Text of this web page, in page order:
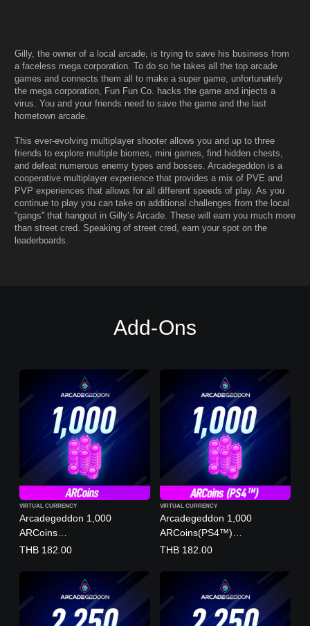
Gilly, the owner of a local arcade, is trying to save his business from
a faceless mega corporation. To do so he takes all the top arcade
games and connects them all to make a super game, unfortunately
the mega corporation, Fun Fun Co. hacks the game and injects a
virus. You and your friends need to save the game and the last
hometown arcade.
This ever-evolving multiplayer shooter allows you and up to three
friends to explore multiple biomes, mini games, find hidden chests,
and defeat numerous enemy types and bosses. Arcadegeddon is a
cooperative multiplayer experience that provides a mix of PVE and
PVP experiences that allows for all different speeds of play. As you
continue to play you can take on additional challenges from the local
“gangs'' that hangout in Gilly’s Arcade. These will earn you much more
than street cred. Speaking of street cred, earn your spot on the
leaderboards.
Add-Ons
Arcadegeddon 1,000
ARCoins
(English/Chinese/Korean/Jap
VIRTUAL CURRENCY
THB 182.00
Arcadegeddon 1,000
ARCoins(PS4™)
(English/Chinese/Korean/Jap
VIRTUAL CURRENCY
THB 182.00